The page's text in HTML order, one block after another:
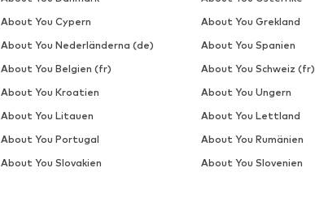
About You Cypern About You Grekland
About You Nederländerna (de) About You Spanien
About You Belgien (fr) About You Schweiz (fr)
About You Kroatien About You Ungern
About You Litauen About You Lettland
About You Portugal About You Rumänien
About You Slovakien About You Slovenien